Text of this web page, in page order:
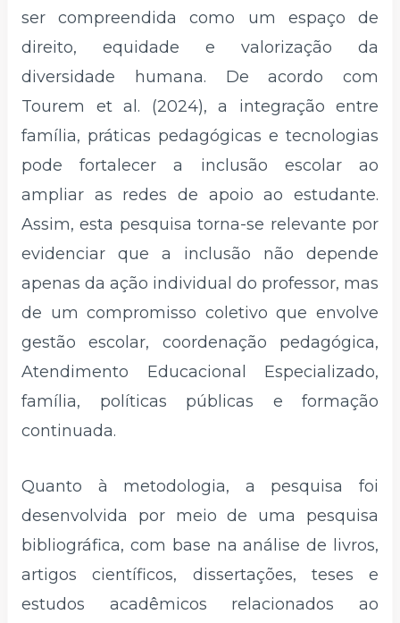
ser compreendida como um espaço de
direito, equidade e valorização da
diversidade humana. De acordo com
Tourem et al. (2024), a integração entre
família, práticas pedagógicas e tecnologias
pode fortalecer a inclusão escolar ao
ampliar as redes de apoio ao estudante.
Assim, esta pesquisa torna-se relevante por
evidenciar que a inclusão não depende
apenas da ação individual do professor, mas
de um compromisso coletivo que envolve
gestão escolar, coordenação pedagógica,
Atendimento Educacional Especializado,
família, políticas públicas e formação
continuada.
Quanto à metodologia, a pesquisa foi
desenvolvida por meio de uma pesquisa
bibliográfica, com base na análise de livros,
artigos científicos, dissertações, teses e
estudos acadêmicos relacionados ao